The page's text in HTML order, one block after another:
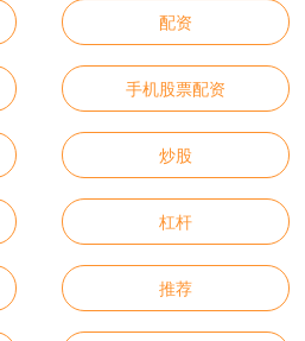
配资
手机股票配资
炒股
杠杆
推荐